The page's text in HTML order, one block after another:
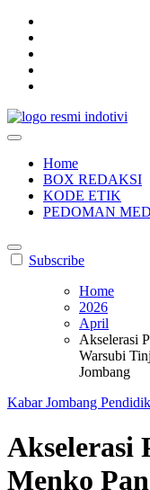
Home
BOX REDAKSI
KODE ETIK
PEDOMAN
Subscribe
Home
2026
April
Akselerasi
Warsubi
Jombang
Kabar Jombang
Akselerasi
Menko